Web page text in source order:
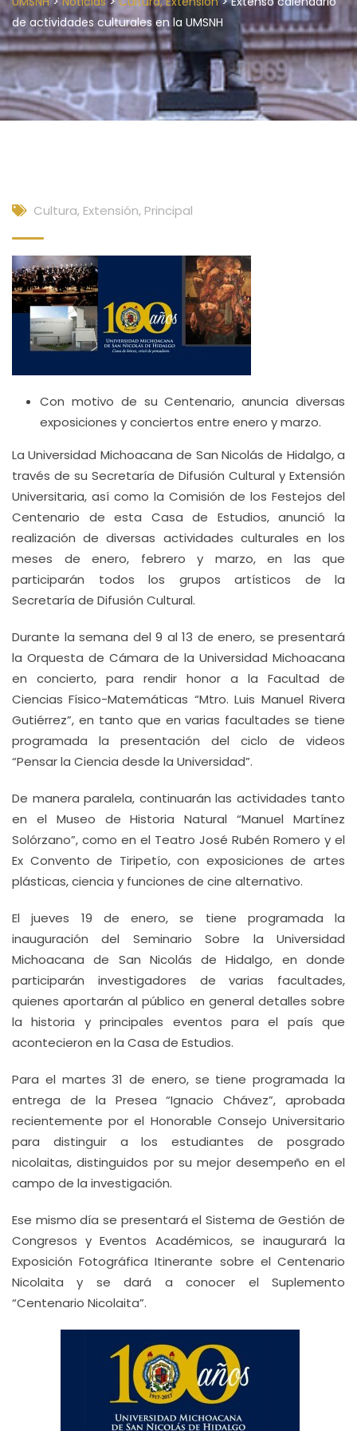
de actividades culturales en la UMSNH
Cultura, Extensión, Principal
Con motivo de su Centenario, anuncia diversas
exposiciones y conciertos entre enero y marzo.
La Universidad Michoacana de San Nicolás de Hidalgo, a
través de su Secretaría de Difusión Cultural y Extensión
Universitaria, así como la Comisión de los Festejos del
Centenario de esta Casa de Estudios, anunció la
realización de diversas actividades culturales en los
meses de enero, febrero y marzo, en las que
participarán todos los grupos artísticos de la
Secretaría de Difusión Cultural.
Durante la semana del 9 al 13 de enero, se presentará
la Orquesta de Cámara de la Universidad Michoacana
en concierto, para rendir honor a la Facultad de
Ciencias Físico-Matemáticas “Mtro. Luis Manuel Rivera
Gutiérrez”, en tanto que en varias facultades se tiene
programada la presentación del ciclo de videos
“Pensar la Ciencia desde la Universidad”.
De manera paralela, continuarán las actividades tanto
en el Museo de Historia Natural “Manuel Martínez
Solórzano”, como en el Teatro José Rubén Romero y el
Ex Convento de Tiripetío, con exposiciones de artes
plásticas, ciencia y funciones de cine alternativo.
El jueves 19 de enero, se tiene programada la
inauguración del Seminario Sobre la Universidad
Michoacana de San Nicolás de Hidalgo, en donde
participarán investigadores de varias facultades,
quienes aportarán al público en general detalles sobre
la historia y principales eventos para el país que
acontecieron en la Casa de Estudios.
Para el martes 31 de enero, se tiene programada la
entrega de la Presea “Ignacio Chávez”, aprobada
recientemente por el Honorable Consejo Universitario
para distinguir a los estudiantes de posgrado
nicolaitas, distinguidos por su mejor desempeño en el
campo de la investigación.
Ese mismo día se presentará el Sistema de Gestión de
Congresos y Eventos Académicos, se inaugurará la
Exposición Fotográfica Itinerante sobre el Centenario
Nicolaita y se dará a conocer el Suplemento
“Centenario Nicolaita”.